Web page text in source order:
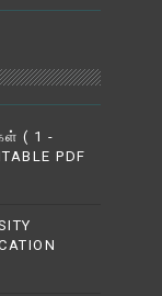
( 1 -
PDF